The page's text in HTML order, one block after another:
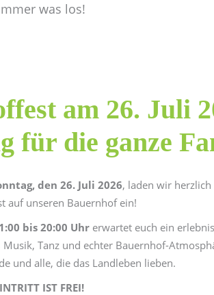
was los!
am 26. Juli
für die ganze
den 26. Juli 2026, laden wir
auf unseren Bauernhof ein!
bis 20:00 Uhr erwartet euch ein
Musik, Tanz und echter Bauernhof-
und alle, die das Landleben lieben.
IST FREI!